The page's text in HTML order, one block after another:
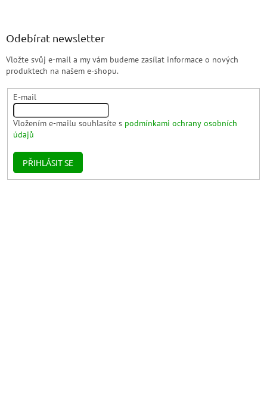
Odebírat newsletter
Vložte svůj e-mail a my vám budeme zasílat informace o nových
produktech na našem e-shopu.
E-mail
Vložením e-mailu souhlasíte s podmínkami ochrany osobních
údajů
PŘIHLÁSIT SE